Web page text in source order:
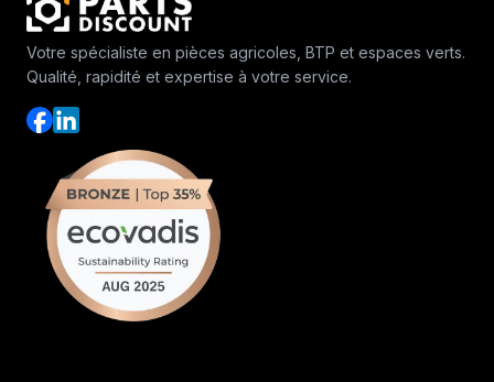
Votre spécialiste en pièces agricoles, BTP et espaces verts.
Qualité, rapidité et expertise à votre service.